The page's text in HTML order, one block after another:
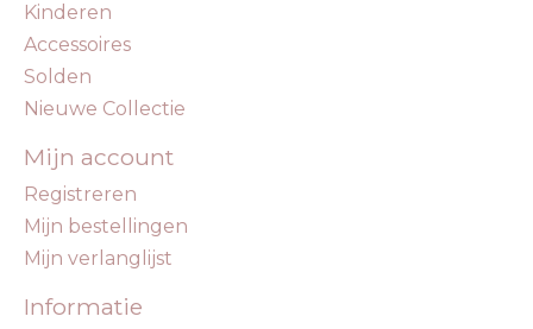
Kinderen
Accessoires
Solden
Nieuwe Collectie
Mijn account
Registreren
Mijn bestellingen
Mijn verlanglijst
Informatie